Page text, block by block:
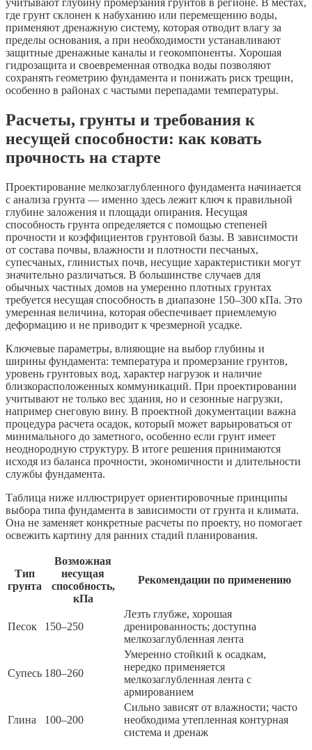
учитывают глубину промерзания грунтов в регионе. В местах,
где грунт склонен к набуханию или перемещению воды,
применяют дренажную систему, которая отводит влагу за
пределы основания, а при необходимости устанавливают
защитные дренажные каналы и геокомпоненты. Хорошая
гидрозащита и своевременная отводка воды позволяют
сохранять геометрию фундамента и понижать риск трещин,
особенно в районах с частыми перепадами температуры.
Расчеты, грунты и требования к
несущей способности: как ковать
прочность на старте
Проектирование мелкозаглубленного фундамента начинается
с анализа грунта — именно здесь лежит ключ к правильной
глубине заложения и площади опирания. Несущая
способность грунта определяется с помощью степеней
прочности и коэффициентов грунтовой базы. В зависимости
от состава почвы, влажности и плотности песчаных,
супесчаных, глинистых почв, несущие характеристики могут
значительно различаться. В большинстве случаев для
обычных частных домов на умеренно плотных грунтах
требуется несущая способность в диапазоне 150–300 кПа. Это
умеренная величина, которая обеспечивает приемлемую
деформацию и не приводит к чрезмерной усадке.
Ключевые параметры, влияющие на выбор глубины и
ширины фундамента: температура и промерзание грунтов,
уровень грунтовых вод, характер нагрузок и наличие
близкорасположенных коммуникаций. При проектировании
учитывают не только вес здания, но и сезонные нагрузки,
например снеговую вину. В проектной документации важна
процедура расчета осадок, который может варьироваться от
минимального до заметного, особенно если грунт имеет
неоднородную структуру. В итоге решения принимаются
исходя из баланса прочности, экономичности и длительности
службы фундамента.
Таблица ниже иллюстрирует ориентировочные принципы
выбора типа фундамента в зависимости от грунта и климата.
Она не заменяет конкретные расчеты по проекту, но помогает
освежить картину для ранних стадий планирования.
Тип
грунта
Возможная
несущая
способность,
кПа
Рекомендации по применению
Песок 150–250
Лезть глубже, хорошая
дренированность; доступна
мелкозаглубленная лента
Супесь 180–260
Умеренно стойкий к осадкам,
нередко применяется
мелкозаглубленная лента с
армированием
Глина 100–200
Сильно зависят от влажности; часто
необходима утепленная контурная
система и дренаж